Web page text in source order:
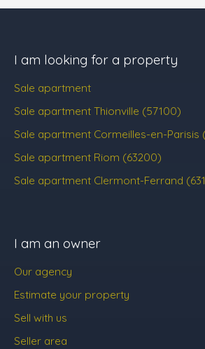
I am looking for a property
Sale apartment
Sale apartment Thionville (57100)
Sale apartment Cormeilles-en-Parisis
Sale apartment Riom (63200)
Sale apartment Clermont-Ferrand
I am an owner
Our agency
Estimate your property
Sell with us
Seller area